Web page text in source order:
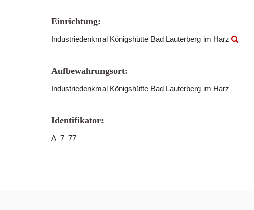
Einrichtung:
Industriedenkmal Königshütte Bad Lauterberg im Harz
Aufbewahrungsort:
Industriedenkmal Königshütte Bad Lauterberg im Harz
Identifikator:
A_7_77